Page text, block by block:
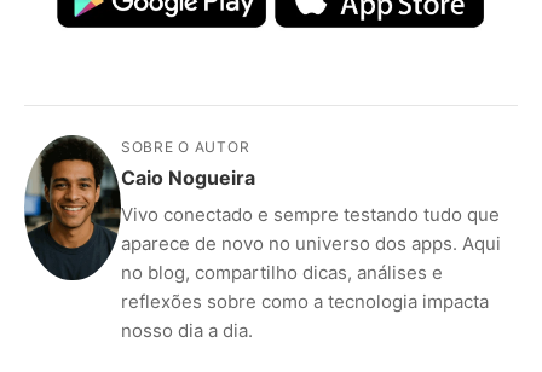
SOBRE O AUTOR
Caio Nogueira
Vivo conectado e sempre testando tudo que
aparece de novo no universo dos apps. Aqui
no blog, compartilho dicas, análises e
reflexões sobre como a tecnologia impacta
nosso dia a dia.